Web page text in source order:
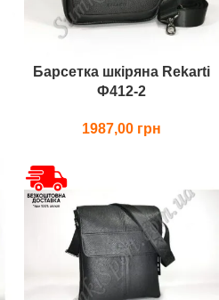
Барсетка шкіряна Rekarti
Ф412-2
1987,00